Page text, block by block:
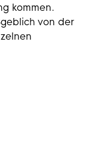
kommen.
von der